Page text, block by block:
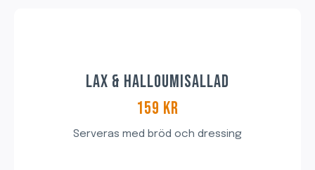
LAX & HALLOUMISALLAD
159 KR
Serveras med bröd och dressing